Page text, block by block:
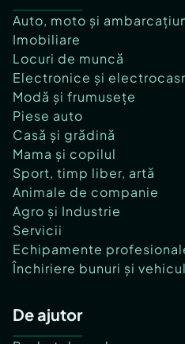
Auto, moto și
Imobiliare
Locuri de muncă
Electronice și
Modă și frumusețe
Piese auto
Casă și grădină
Mama și copilul
Sport, timp liber, artă
Animale de companie
Agro și Industrie
Servicii
Echipamente
Închiriere bunuri și
De ajutor